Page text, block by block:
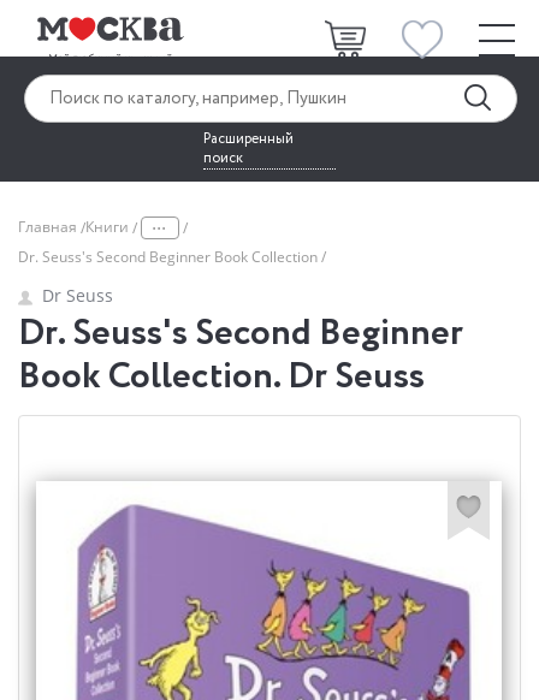
Расширенный
поиск
Главная Книги ...
Dr. Seuss's Second Beginner Book Collection
Dr Seuss
Dr. Seuss's Second Beginner
Book Collection. Dr Seuss